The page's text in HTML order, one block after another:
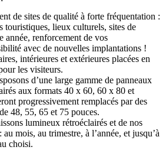
de sites de qualité à forte fréquentation :
touristiques, lieux culturels, sites de
année, renforcement de vos
avec de nouvelles implantations !
intérieures et extérieures placées en
les visiteurs.
d’une large gamme de panneaux
aux formats 40 x 60, 60 x 80 et
progressivement remplacés par des
48, 55, 65 et 75 pouces.
lumineux rétroéclairés et de nos
mois, au trimestre, à l’année, et jusqu’à
choisi.